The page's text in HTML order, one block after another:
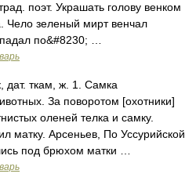
поэт. Украшать голову венком
Чело зеленый мирт венчал
по&#8230; …
ткам, ж. 1. Самка
За поворотом [охотники]
оленей телка и самку.
матку. Арсеньев, По Уссурийской
под брюхом матки …